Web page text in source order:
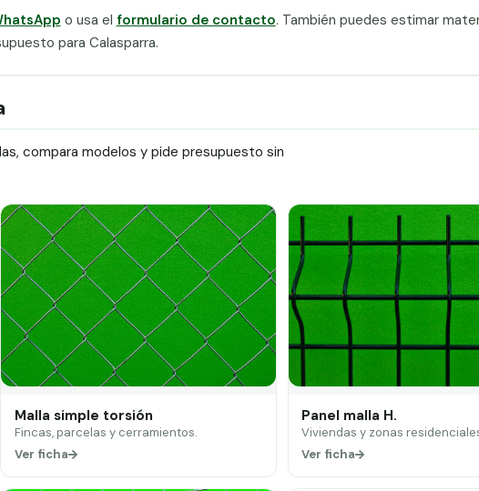
o usa el formulario de contacto. También puedes estimar
para Calasparra.
compara modelos y pide presupuesto sin
Malla simple torsión
Fincas, parcelas y cerramientos.
Ver ficha
Panel malla H.
Viviendas y zonas
Ver ficha